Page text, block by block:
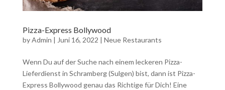
Pizza-Express Bollywood
byAdmin | Juni 16, 2022 | Neue Restaurants
Wenn Du auf der Suche nach einem leckeren Pizza-
Lieferdienst in Schramberg (Sulgen) bist, dann ist Pizza-
Express Bollywood genau das Richtige für Dich! Eine